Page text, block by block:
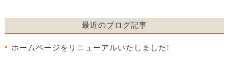
最近のブログ記事
ホームページをリニューアルいたしました!